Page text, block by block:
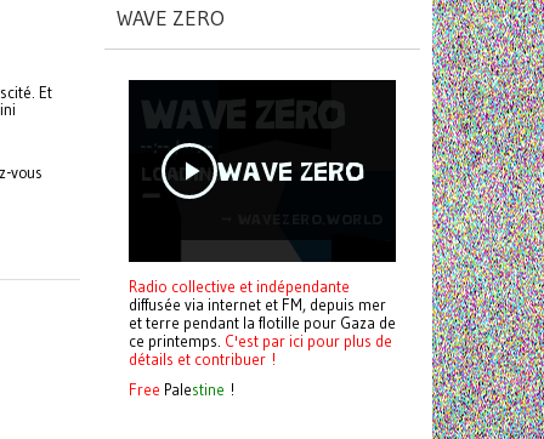
Et
vous
WAVE ZERO
Radio collective et indépendante
diffusée via internet et FM, depuis mer
et terre pendant la flotille pour Gaza de
ce printemps. C'est par ici pour plus de
détails et contribuer !
Free Palestine !